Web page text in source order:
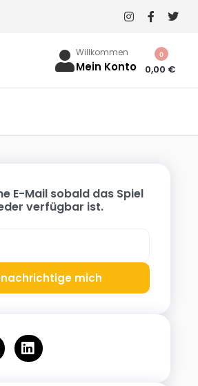
Willkommen
Mein Konto 0,00 €
0
E-Mail sobald das Spiel
verfügbar ist.
mich